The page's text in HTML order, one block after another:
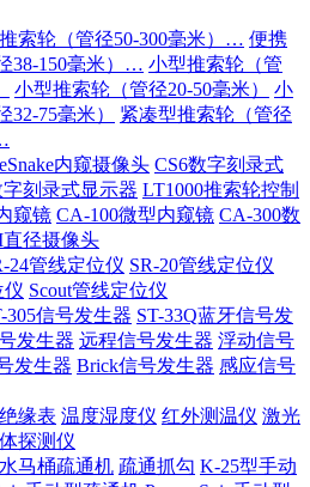
索轮（管径50-300毫米）… 便携
38-150毫米）… 小型推索轮（管
小型推索轮（管径20-50毫米）
小
75毫米）
紧凑型推索轮（管径
内窥摄像头 CS6数字刻录式
字刻录式显示器 LT1000推索轮控制
窥镜 CA-100微型内窥镜 CA-300数
径摄像头
24管线定位仪 SR-20管线定位仪
仪 Scout管线定位仪
305信号发生器 ST-33Q蓝牙信号发
发生器 远程信号发生器 浮动信号
发生器 Brick信号发生器 感应信号
缘表 温度湿度仪 红外测温仪 激光
探测仪
马桶疏通机 疏通抓勾 K-25型手动